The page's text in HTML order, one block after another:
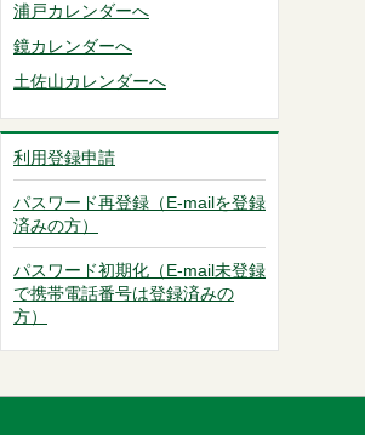
浦戸カレンダーへ
鏡カレンダーへ
土佐山カレンダーへ
利用登録申請
パスワード再登録（E-mailを登録
済みの方）
パスワード初期化（E-mail未登録
で携帯電話番号は登録済みの
方）